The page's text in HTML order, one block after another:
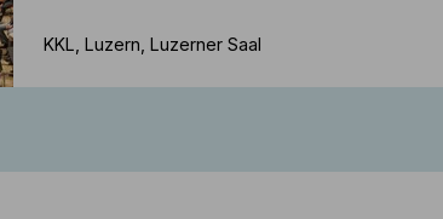
KKL, Luzern, Luzerner Saal